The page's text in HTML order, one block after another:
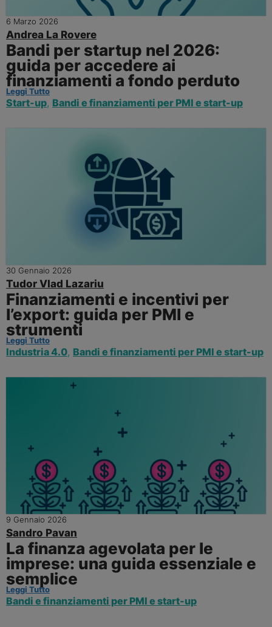
6 Marzo 2026
Andrea La Rovere
Bandi per startup nel 2026:
guida per accedere ai
finanziamenti a fondo perduto
Leggi Tutto
Start-up, Bandi e finanziamenti per PMI e start-up
30 Gennaio 2026
Tudor Vlad Lazariu
Finanziamenti e incentivi per
l’export: guida per PMI e
strumenti
Leggi Tutto
Industria 4.0, Bandi e finanziamenti per PMI e start-up
9 Gennaio 2026
Sandro Pavan
La finanza agevolata per le
imprese: una guida essenziale e
semplice
Leggi Tutto
Bandi e finanziamenti per PMI e start-up